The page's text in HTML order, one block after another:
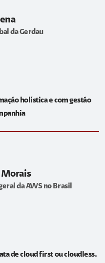
da Gerdau
holística e com gestão
Morais
da AWS no Brasil
de cloud first ou cloudless.